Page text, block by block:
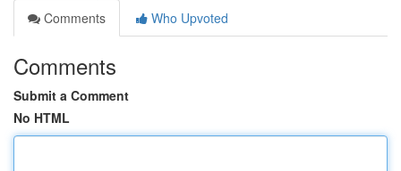
Comments
Who Upvoted
Comments
Submit a Comment
No HTML